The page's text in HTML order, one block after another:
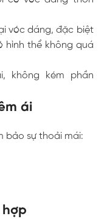
vóc dáng, đặc biệt
hình thể không quá
không kém phần
ái
bảo sự thoải mái: